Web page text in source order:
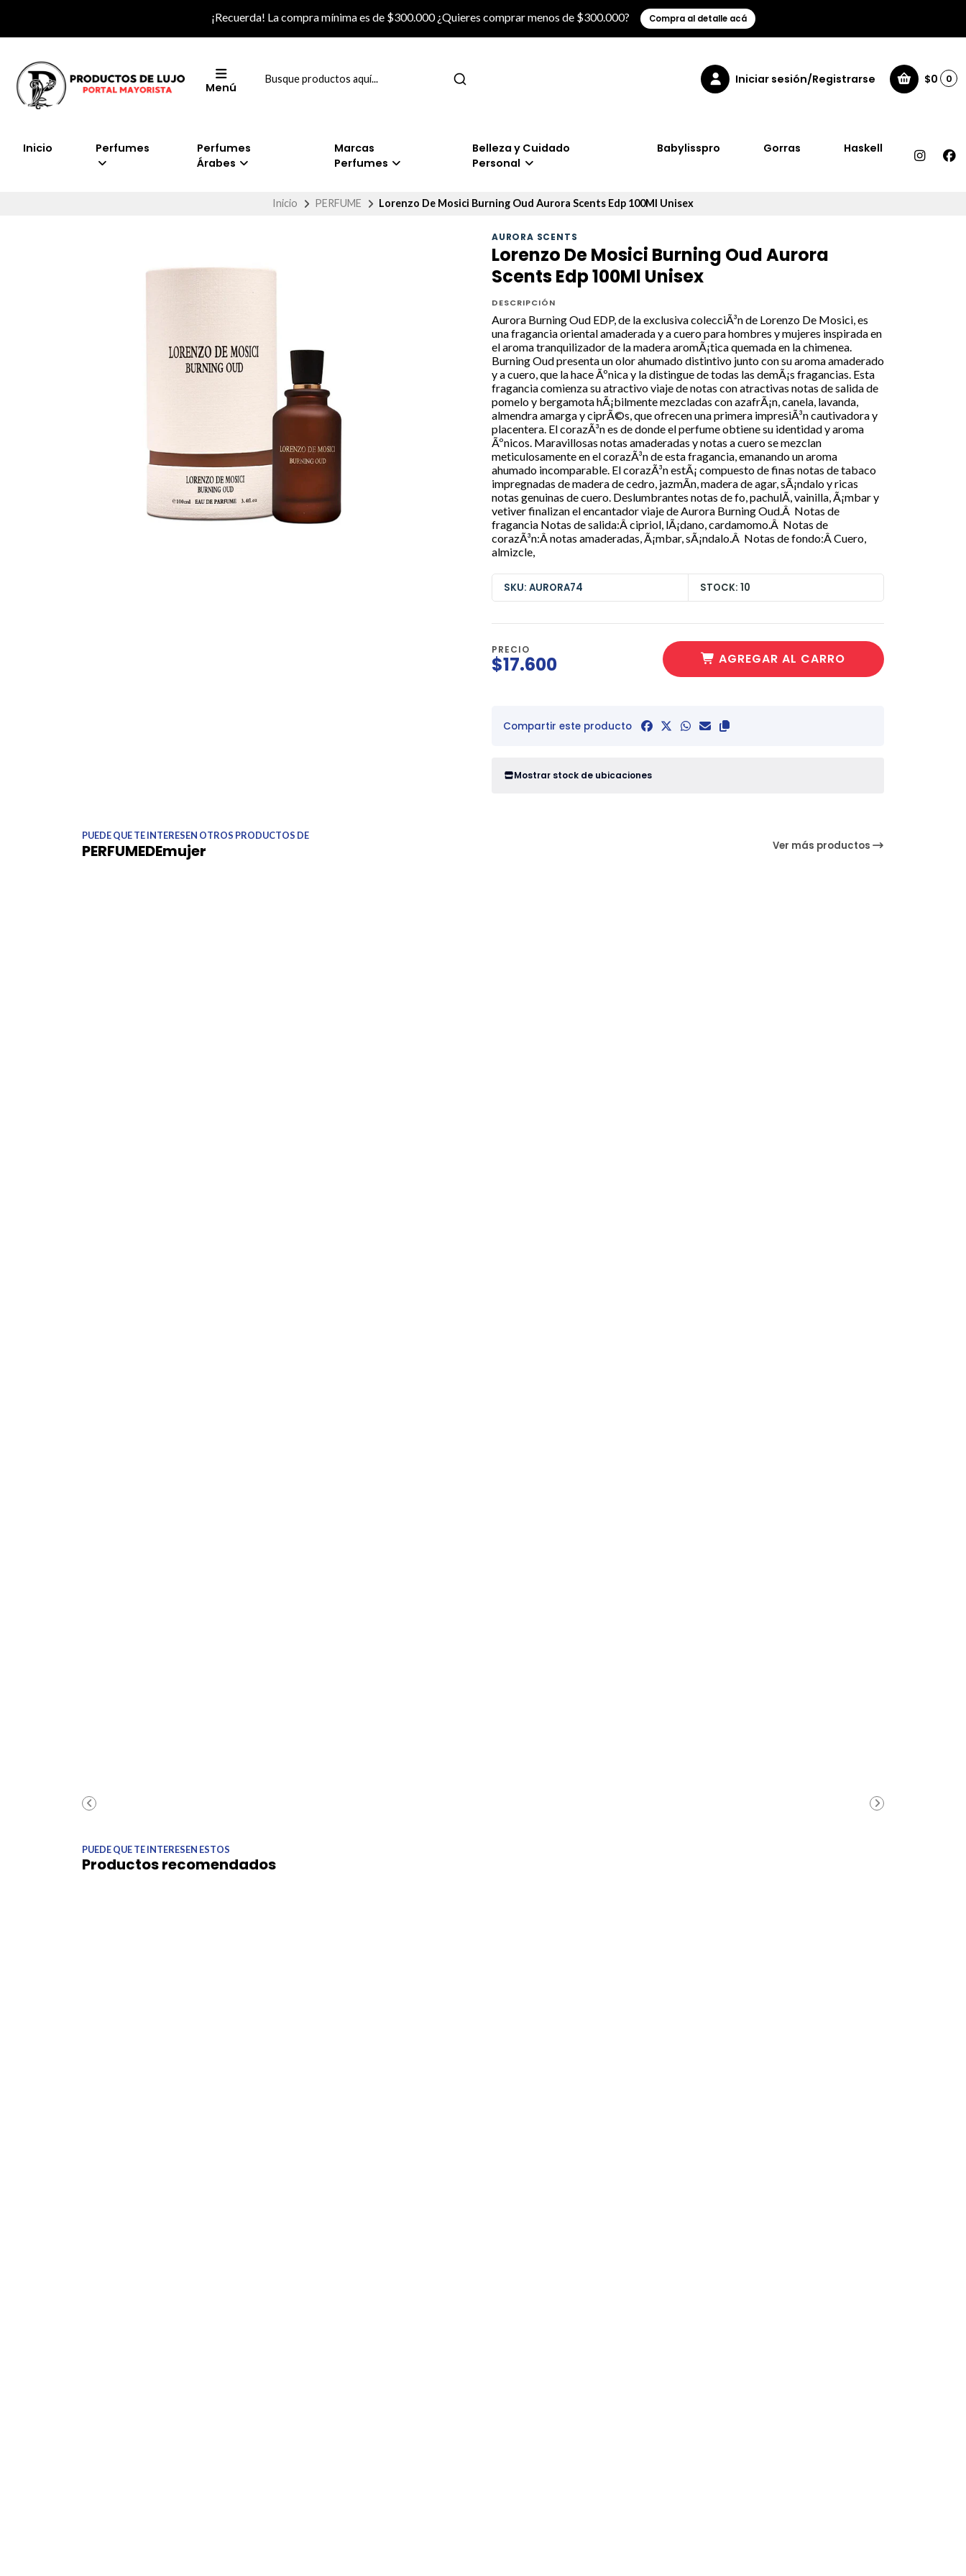
¡Recuerda! La compra mínima es de $300.000 ¿Quieres comprar menos de $300.000? Compra al detalle acá
Menú
Iniciar sesión/Registrarse $0 0
Inicio Perfumes
Perfumes
Árabes
Marcas
Perfumes
Belleza y Cuidado
Personal
Babylisspro Gorras Haskell
Inicio PERFUME Lorenzo De Mosici Burning Oud Aurora Scents Edp 100Ml Unisex
AURORA SCENTS
Lorenzo De Mosici Burning Oud Aurora
Scents Edp 100Ml Unisex
DESCRIPCIÓN
Aurora Burning Oud EDP, de la exclusiva colecciÃ³n de Lorenzo De Mosici, es
una fragancia oriental amaderada y a cuero para hombres y mujeres inspirada en
el aroma tranquilizador de la madera aromÃ¡tica quemada en la chimenea.
Burning Oud presenta un olor ahumado distintivo junto con su aroma amaderado
y a cuero, que la hace Ãºnica y la distingue de todas las demÃ¡s fragancias. Esta
fragancia comienza su atractivo viaje de notas con atractivas notas de salida de
pomelo y bergamota hÃ¡bilmente mezcladas con azafrÃ¡n, canela, lavanda,
almendra amarga y ciprÃ©s, que ofrecen una primera impresiÃ³n cautivadora y
placentera. El corazÃ³n es de donde el perfume obtiene su identidad y aroma
Ãºnicos. Maravillosas notas amaderadas y notas a cuero se mezclan
meticulosamente en el corazÃ³n de esta fragancia, emanando un aroma
ahumado incomparable. El corazÃ³n estÃ¡ compuesto de finas notas de tabaco
impregnadas de madera de cedro, jazmÃ­n, madera de agar, sÃ¡ndalo y ricas
notas genuinas de cuero. Deslumbrantes notas de fo, pachulÃ­, vainilla, Ã¡mbar y
vetiver finalizan el encantador viaje de Aurora Burning Oud.Â Notas de
fragancia Notas de salida:Â cipriol, lÃ¡dano, cardamomo.Â Notas de
corazÃ³n:Â notas amaderadas, Ã¡mbar, sÃ¡ndalo.Â Notas de fondo:Â Cuero,
almizcle,
SKU: AURORA74 STOCK: 10
PRECIO
$17.600 AGREGAR AL CARRO
Compartir este producto
Mostrar stock de ubicaciones
PUEDE QUE TE INTERESEN OTROS PRODUCTOS DE
PERFUMEDEmujer Ver más productos
PUEDE QUE TE INTERESEN ESTOS
Productos recomendados